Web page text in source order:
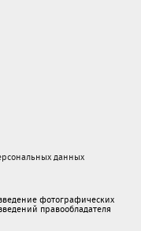
данных
фотографических
правообладателя